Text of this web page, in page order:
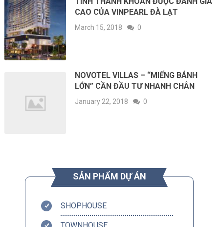
CAO CỦA VINPEARL ĐÀ LẠT
March 15, 2018 0
NOVOTEL VILLAS – “MIẾNG BÁNH
LỚN” CẦN ĐẦU TƯ NHANH CHÂN
January 22, 2018 0
SẢN PHẨM DỰ ÁN
SHOPHOUSE